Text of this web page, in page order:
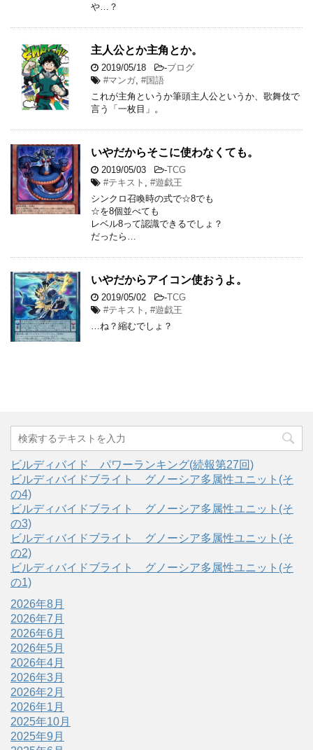
や…？
主人公とか主角とか。
2019/05/18 -ブログ
#マンガ #国語
これが主角というか筆頭主人公というか、歌舞伎で
言う「一枚目」。
いやだからそこに使わなくても。
2019/05/03 -TCG
#テキスト
#遊戯王
シンクロ召喚時の式で☆8でも
☆を8個並べても
レベル8って認識できるでしょ？
だったら…
いやだからアイコン使おうよ。
2019/05/02 -TCG
#テキスト
#遊戯王
…ね？縮むでしょ？
ビルディバイド パワーランキング(続報第27回)
ビルディバイドブライト グノーシア多属性ユニット(そ
の4)
ビルディバイドブライト グノーシア多属性ユニット(そ
の3)
ビルディバイドブライト グノーシア多属性ユニット(そ
の2)
ビルディバイドブライト グノーシア多属性ユニット(そ
の1)
2026年8月
2026年7月
2026年6月
2026年5月
2026年4月
2026年3月
2026年2月
2026年1月
2025年10月
2025年9月